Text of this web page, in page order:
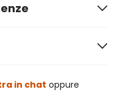
in chat oppure